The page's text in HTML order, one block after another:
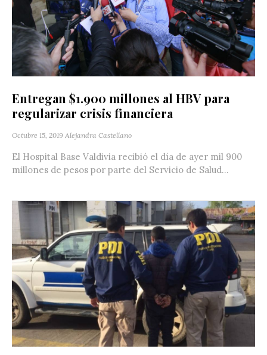
Entregan $1.900 millones al HBV para
regularizar crisis financiera
Octubre 15, 2019 Alejandra Castellano
El Hospital Base Valdivia recibió el día de ayer mil 900
millones de pesos por parte del Servicio de Salud...